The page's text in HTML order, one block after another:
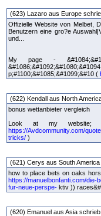
(623) Lazaro aus Europe
Offizielle Website von Melbet,
Benutzern eine gro?e
und...
My page -
p;#1100;&#1085;&#1099;&#10 (
(622) Kendall aus North
bonus wettanbieter vergleich
Look at my website;
https://Avdcommunity.com/
tricks/ )
(621) Cerys aus South
how to place bets on oaks
https://manuelbonfanti.com/
fur-neue-perspe- ktiv ))
(620) Emanuel aus Asia